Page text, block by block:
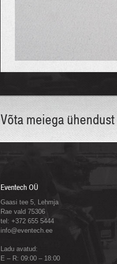
Võta meiega ühendust
Eventech OÜ
Gaasi tee 5, Lehmja
Rae vald 75306
tel: +372 655 5444
info@eventech.ee
Ladu avatud:
E – R: 09:00 – 18:00